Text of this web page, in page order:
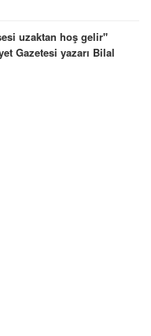
uzaktan hoş gelir''
Gazetesi yazarı Bilal